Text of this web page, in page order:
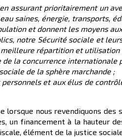
assurant prioritairement un
saines, énergie, transports,
et donnent les moyens
notre Sécurité sociale et
répartition et utilisation
de la concurrence
de la sphère marchande ;
et aux élus de
lorsque nous revendiquons
un financement à la hauteur
élément de la justice